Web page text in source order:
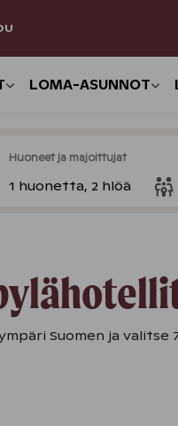
LOMA-ASUNNOT
Huoneet ja majoittujat
1 huonetta, 2 hlöä
Suomen ja